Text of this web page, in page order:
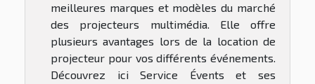
meilleures marques et modèles du marché
des projecteurs multimédia. Elle offre
plusieurs avantages lors de la location de
projecteur pour vos différents événements.
Découvrez ici Service Évents et ses